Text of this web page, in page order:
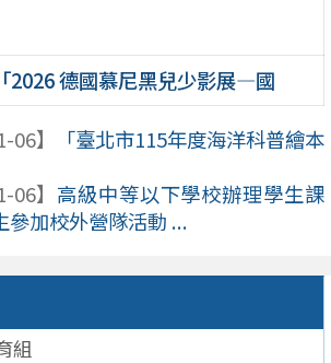
組
「2026 德國慕尼黑兒少影展—國
06】
「臺北市115年度海洋科普繪本
06】 高級中等以下學校辦理學生課
參加校外營隊活動 ...